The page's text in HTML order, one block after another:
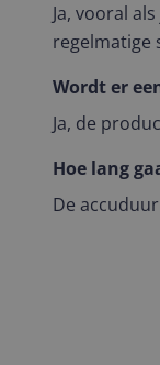
Ja, vooral
regelmatige
Wordt er
Ja, de
Hoe lang
De